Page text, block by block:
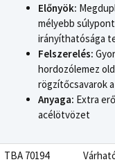
Előnyök:
mélyebb
irányíthatósága
Felszerelés:
hordozólemez
rögzítőcsavarok
Anyaga: Extra
acélötvözet
TBA 70194